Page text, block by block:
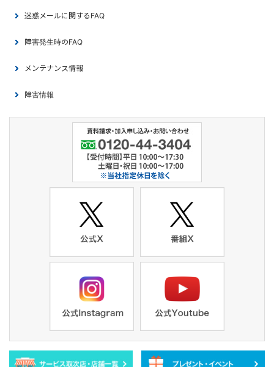
迷惑メールに関するFAQ
障害発生時のFAQ
メンテナンス情報
障害情報